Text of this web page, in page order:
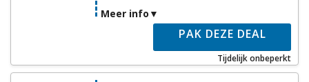
Meer info
PAK DEZE DEAL
Tijdelijk onbeperkt